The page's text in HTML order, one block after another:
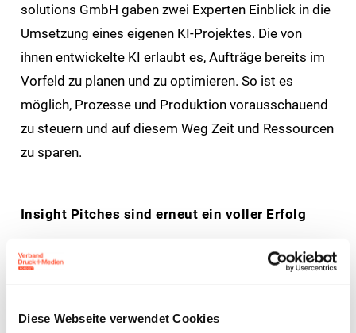
Diese Webseite verwendet Cookies
solutions GmbH gaben zwei Experten Einblick in die
Umsetzung eines eigenen KI-Projektes. Die von
ihnen entwickelte KI erlaubt es, Aufträge bereits im
Vorfeld zu planen und zu optimieren. So ist es
möglich, Prozesse und Produktion vorausschauend
zu steuern und auf diesem Weg Zeit und Ressourcen
zu sparen.
Insight Pitches sind erneut ein voller Erfolg
Apropos Innovation: Die gab es auch in den Insight
Pitches in geballter Form. Denn auch in diesem Jahr
Geschäftsideen vorgestellt. Mit dabei waren auf